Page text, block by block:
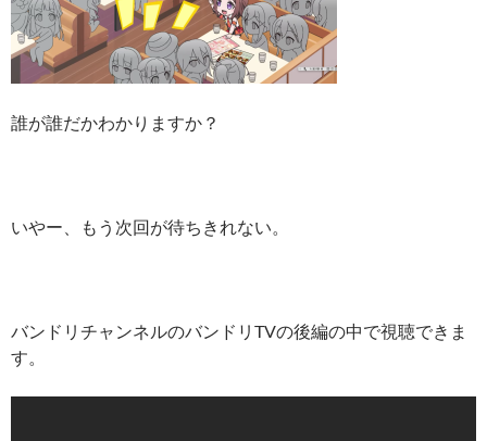
誰が誰だかわかりますか？
いやー、もう次回が待ちきれない。
バンドリチャンネルのバンドリTVの後編の中で視聴できま
す。